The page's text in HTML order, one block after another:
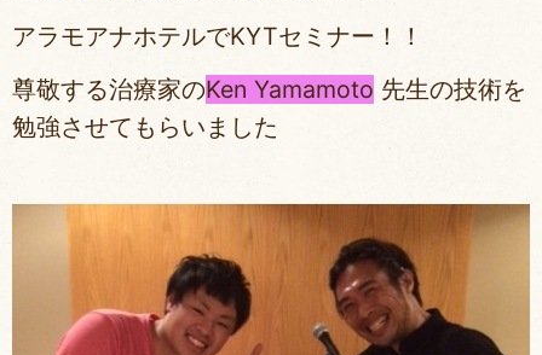
アラモアナホテルでKYTセミナー！！
尊敬する治療家のKen Yamamoto 先生の技術を
勉強させてもらいました